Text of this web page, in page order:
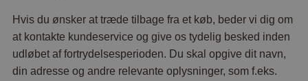
Hvis du ønsker at træde tilbage fra et køb, beder vi dig om
at kontakte kundeservice og give os tydelig besked inden
udløbet af fortrydelsesperioden. Du skal opgive dit navn,
din adresse og andre relevante oplysninger, som f.eks.